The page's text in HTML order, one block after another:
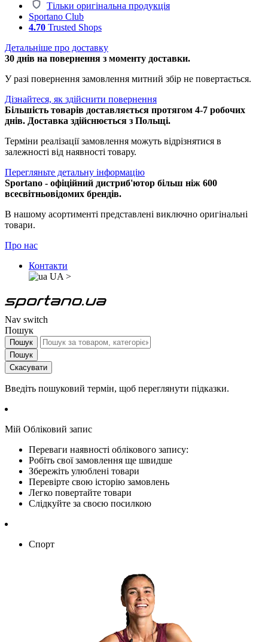
Тільки оригінальна продукція
Sportano Club
4.70 Trusted Shops
Детальніше про доставку
30 днів на повернення з моменту доставки.
У разі повернення замовлення митний збір не повертається.
Дізнайтеся, як здійснити повернення
Більшість товарів доставляється протягом 4-7 робочих
днів. Доставка здійснюється з Польщі.
Терміни реалізації замовлення можуть відрізнятися в
залежності від наявності товару.
Перегляньте детальну інформацію
Sportano - офіційний дистриб'ютор більш ніж 600
всесвітньовідомих брендів.
В нашому асортименті представлені виключно оригінальні
товари.
Про нас
Контакти
UA >
Nav switch
Пошук
Пошук
Пошук
Скасувати
Введіть пошуковий термін, щоб переглянути підказки.
Мій Обліковий запис
Переваги наявності облікового запису:
Робіть свої замовлення ще швидше
Збережіть улюблені товари
Перевірте свою історію замовлень
Легко повертайте товари
Слідкуйте за своєю посилкою
Спорт